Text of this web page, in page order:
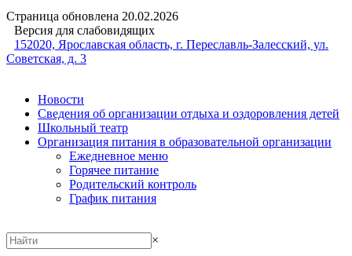
Страница обновлена 20.02.2026
Версия для слабовидящих
152020, Ярославская область, г. Переславль-Залесский, ул.
Советская, д. 3
Новости
Сведения об организации отдыха и оздоровления детей
Школьный театр
Организация питания в образовательной организации
Ежедневное меню
Горячее питание
Родительский контроль
График питания
×